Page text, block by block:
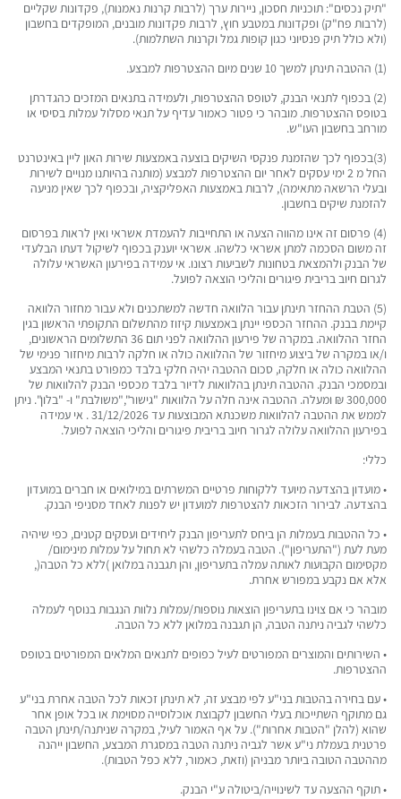
"תיק נכסים": תוכניות חסכון, ניירות ערך (לרבות קרנות נאמנות), פקדונות שקליים
(לרבות פח"ק) ופקדונות במטבע חוץ, לרבות פקדונות מובנים, המופקדים בחשבון
(ולא כולל תיק פנסיוני כגון קופות גמל וקרנות השתלמות).
(1) ההטבה תינתן למשך 10 שנים מיום ההצטרפות למבצע.
(2) בכפוף לתנאי הבנק, לטופס ההצטרפות, ולעמידה בתנאים המזכים כהגדרתן
בטופס ההצטרפות. מובהר כי פטור כאמור עדיף על תנאי מסלול עמלות בסיסי או
מורחב בחשבון העו"ש.
(3)
בכפוף לכך שהזמנת פנקסי השיקים בוצעה באמצעות שירות האון ליין באינטרנט
החל מ 2 ימי עסקים לאחר יום ההצטרפות למבצע (מותנה בהיותנו מנויים לשירות
ובעלי הרשאה מתאימה), לרבות באמצעות האפליקציה, ובכפוף לכך שאין מניעה
להזמנת שיקים בחשבון.
(4) פרסום זה אינו מהווה הצעה או התחייבות להעמדת אשראי ואין לראות בפרסום
זה משום הסכמה למתן אשראי כלשהו. אשראי יוענק בכפוף לשיקול דעתו הבלעדי
של הבנק ולהמצאת בטחונות לשביעות רצונו. אי עמידה בפירעון האשראי עלולה
לגרום חיוב בריבית פיגורים והליכי הוצאה לפועל.
(5) הטבת ההחזר תינתן עבור הלוואה חדשה למשתכנים ולא עבור מחזור הלוואה
קיימת בבנק. ההחזר הכספי יינתן באמצעות קיזוז מהתשלום התקופתי הראשון בגין
החזר ההלוואה. במקרה של פירעון ההלוואה לפני תום 36 התשלומים הראשונים,
ו/או במקרה של ביצוע מיחזור של ההלוואה כולה או חלקה לרבות מיחזור פנימי של
ההלוואה כולה או חלקה, סכום ההטבה יהיה חלקי בלבד כמפורט בתנאי המבצע
ובמסמכי הבנק. ההטבה תינתן בהלוואות לדיור בלבד מכספי הבנק להלוואות של
300,000 ₪ ומעלה. ההטבה אינה חלה על הלוואות "גישור","משולבת" ו- "בלון". ניתן
לממש את ההטבה להלוואות משכנתא המבוצעות עד 31/12/2026 . אי עמידה
בפירעון ההלוואה עלולה לגרור חיוב בריבית פיגורים והליכי הוצאה לפועל.
כללי:
• מועדון בהצדעה מיועד ללקוחות פרטיים המשרתים במילואים או חברים במועדון
בהצדעה. לבירור הזכאות להצטרפות למועדון יש לפנות לאחד מסניפי הבנק.
• כל ההטבות בעמלות הן ביחס לתעריפון הבנק ליחידים ועסקים קטנים, כפי שיהיה
מעת לעת ("התעריפון"). הטבה בעמלה כלשהי לא תחול על עמלות מינימום/
מקסימום הקבועות לאותה עמלה בתעריפון, והן תגבנה במלואן )ללא כל הטבה(,
אלא אם נקבע במפורש אחרת.
מובהר כי אם צוינו בתעריפון הוצאות נוספות/עמלות נלוות הנגבות בנוסף לעמלה
כלשהי לגביה ניתנה הטבה, הן תגבנה במלואן ללא כל הטבה.
• השירותים והמוצרים המפורטים לעיל כפופים לתנאים המלאים המפורטים בטופס
ההצטרפות.
• עם בחירה בהטבות בני"ע לפי מבצע זה, לא תינתן זכאות לכל הטבה אחרת בני"ע
גם מתוקף השתייכות בעלי החשבון לקבוצת אוכלוסייה מסוימת או בכל אופן אחר
שהוא (להלן "הטבות אחרות"). על אף האמור לעיל, במקרה שניתנה/תינתן הטבה
פרטנית בעמלת ני"ע אשר לגביה ניתנה הטבה במסגרת המבצע, החשבון ייהנה
מההטבה הטובה ביותר מבניהן (וזאת, כאמור, ללא כפל הטבות).
• תוקף ההצעה עד לשינוייה/ביטולה ע"י הבנק.